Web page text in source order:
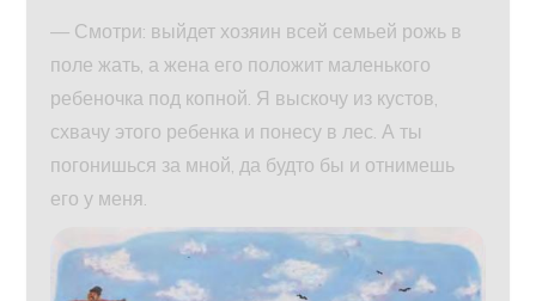
— Смотри: выйдет хозяин всей семьей рожь в
поле жать, а жена его положит маленького
ребеночка под копной. Я выскочу из кустов,
схвачу этого ребенка и понесу в лес. А ты
погонишься за мной, да будто бы и отнимешь
его у меня.